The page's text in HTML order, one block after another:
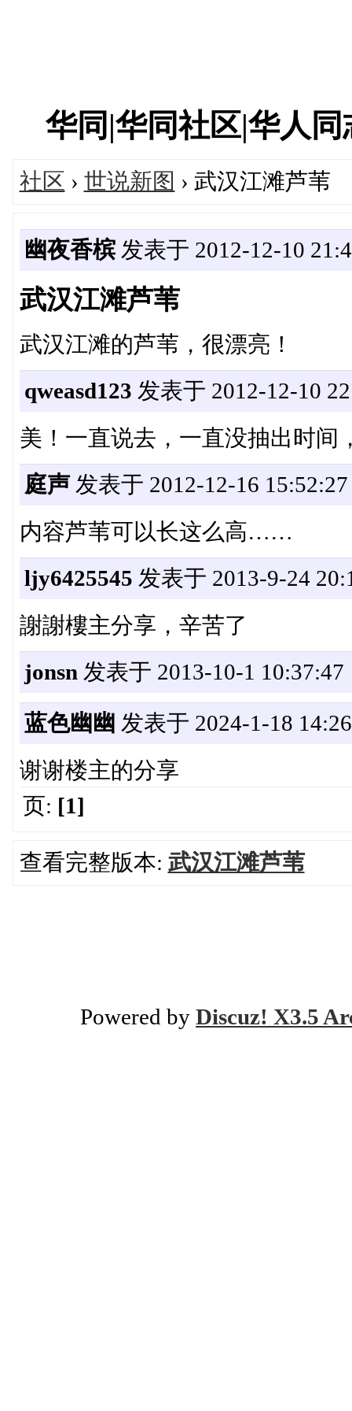
华同|华同社区|华人
社区 › 世说新图 › 武汉江滩芦苇
幽夜香槟发表于 2012-12-10
武汉江滩芦苇
武汉江滩的芦苇，很漂亮！
qweasd123 发表于 2012-12-10
美！一直说去，一直没抽出时间
庭声发表于 2012-12-16 15:52:27
内容芦苇可以长这么高……
ljy6425545 发表于 2013-9-24
謝謝樓主分享，辛苦了
jonsn 发表于 2013-10-1 10:37:47
蓝色幽幽 发表于 2024-1-18
谢谢楼主的分享
页: [1]
查看完整版本: 武汉江滩芦苇
Powered by Discuz! X3.5